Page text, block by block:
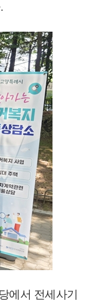
.
에서 전세사기